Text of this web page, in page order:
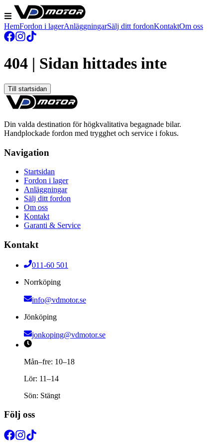
HemFordon i lagerAnläggningarSälj ditt fordonKontaktOm oss
404 | Sidan hittades inte
Till startsidan
Din valda destination för högkvalitativa begagnade bilar.
Handplockade fordon med trygghet och service i fokus.
Navigation
Startsidan
Fordon i lager
Anläggningar
Sälj ditt fordon
Om oss
Kontakt
Garanti & Service
Kontakt
011-60 501
Norrköping
info@vdmotor.se
Jönköping
jonkoping@vdmotor.se
Mån–fre: 10–18
Lör: 11–14
Sön: Stängt
Följ oss